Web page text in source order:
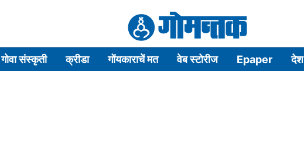
गोवा संस्कृती क्रीडा गोंयकाराचें मत वेब स्टोरीज Epaper देश